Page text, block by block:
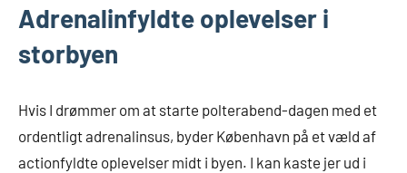
Adrenalinfyldte oplevelser i
storbyen
Hvis I drømmer om at starte polterabend-dagen med et
ordentligt adrenalinsus, byder København på et væld af
actionfyldte oplevelser midt i byen. I kan kaste jer ud i